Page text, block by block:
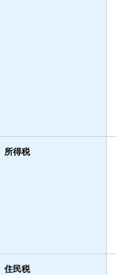
所得税
住民税